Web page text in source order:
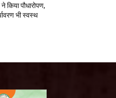
पौधारोपण,
भी स्वस्थ